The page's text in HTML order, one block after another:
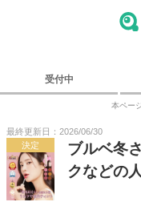
受付中
本ペー
最終更新日：2026/06/30
決定
ブルベ冬
クなどの